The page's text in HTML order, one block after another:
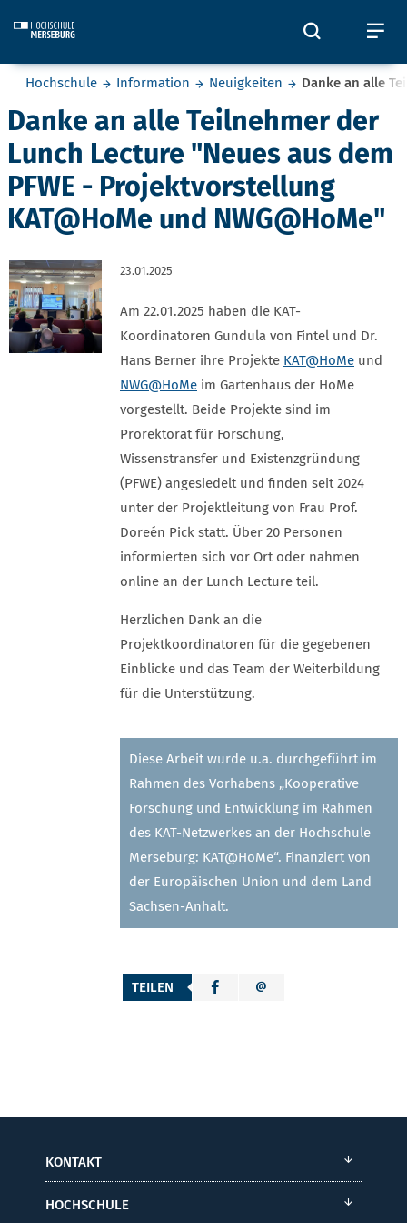
Öffnet
Sie befinden sich hier:
Hochschule Information Neuigkeiten Danke an alle
Danke an alle Teilnehmer der
Lunch Lecture "Neues aus dem
PFWE - Projektvorstellung
KAT@HoMe und NWG@HoMe"
Diese Arbeit wurde u.a. durchgeführt im
Rahmen des Vorhabens „Kooperative
Forschung und Entwicklung im Rahmen
des KAT-Netzwerkes an der Hochschule
Merseburg: KAT@HoMe“. Finanziert von
der Europäischen Union und dem Land
Sachsen-Anhalt.
23.01.2025
Am 22.01.2025 haben die KAT-
Koordinatoren Gundula von Fintel und Dr.
Hans Berner ihre Projekte KAT@HoMe und
NWG@HoMe im Gartenhaus der HoMe
vorgestellt. Beide Projekte sind im
Prorektorat für Forschung,
Wissenstransfer und Existenzgründung
(PFWE) angesiedelt und finden seit 2024
unter der Projektleitung von Frau Prof.
Doreén Pick statt. Über 20 Personen
informierten sich vor Ort oder nahmen
online an der Lunch Lecture teil.
Herzlichen Dank an die
Projektkoordinatoren für die gegebenen
Einblicke und das Team der Weiterbildung
für die Unterstützung.
TEILEN
KONTAKT
HOCHSCHULE